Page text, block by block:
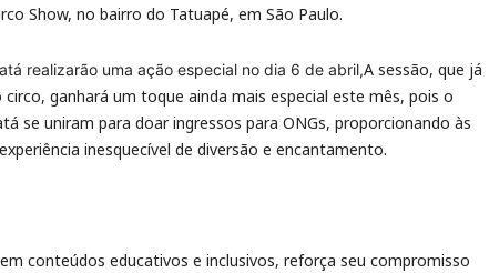
Show, no bairro do Tatuapé, em São Paulo.
realizarão uma ação especial no dia 6 de abril,A sessão, que já
ganhará um toque ainda mais especial este mês, pois o
se uniram para doar ingressos para ONGs, proporcionando às
inesquecível de diversão e encantamento.
conteúdos educativos e inclusivos, reforça seu compromisso